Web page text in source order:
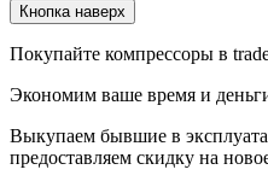
Кнопка наверх
Покупайте компрессоры в
Экономим ваше время и
Выкупаем бывшие в
предоставляем скидку на